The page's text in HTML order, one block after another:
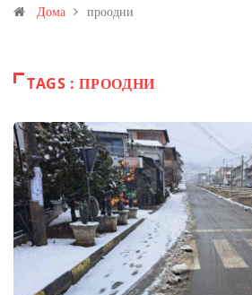
Дома проодни
TAGS : ПРООДНИ